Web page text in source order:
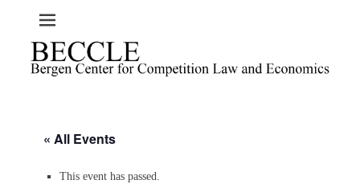
« All Events
This event has passed.